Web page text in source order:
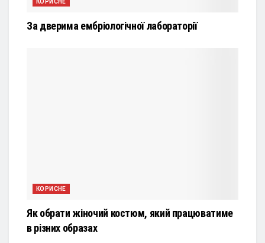
КОРИСНЕ
За дверима ембріологічної лабораторії
КОРИСНЕ
Як обрати жіночий костюм, який працюватиме
в різних образах